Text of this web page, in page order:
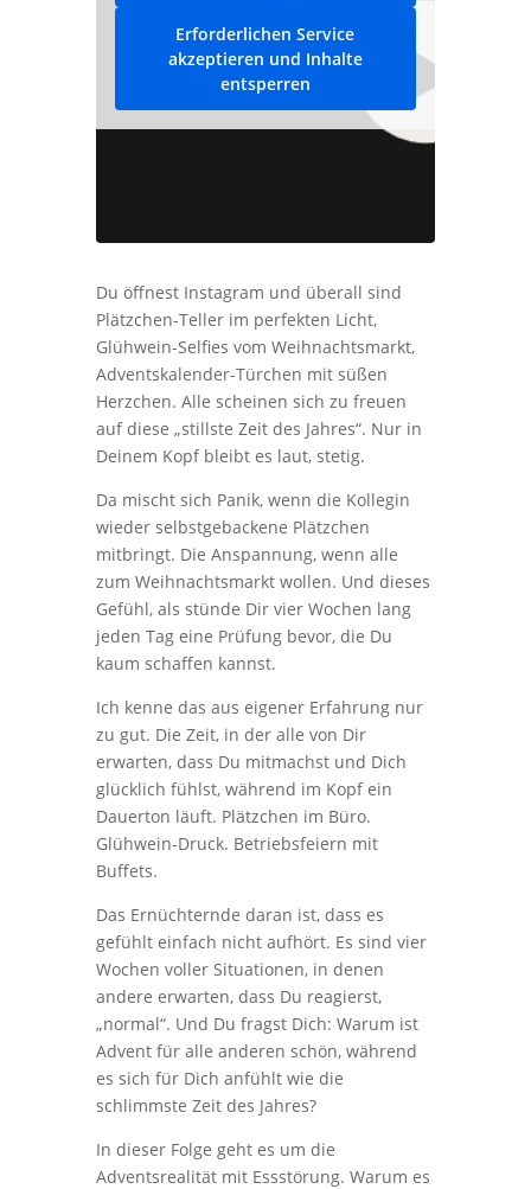
Erforderlichen Service
akzeptieren und Inhalte
entsperren
Du öffnest Instagram und überall sind
Plätzchen-Teller im perfekten Licht,
Glühwein-Selfies vom Weihnachtsmarkt,
Adventskalender-Türchen mit süßen
Herzchen. Alle scheinen sich zu freuen
auf diese „stillste Zeit des Jahres“. Nur in
Deinem Kopf bleibt es laut, stetig.
Da mischt sich Panik, wenn die Kollegin
wieder selbstgebackene Plätzchen
mitbringt. Die Anspannung, wenn alle
zum Weihnachtsmarkt wollen. Und dieses
Gefühl, als stünde Dir vier Wochen lang
jeden Tag eine Prüfung bevor, die Du
kaum schaffen kannst.
Ich kenne das aus eigener Erfahrung nur
zu gut. Die Zeit, in der alle von Dir
erwarten, dass Du mitmachst und Dich
glücklich fühlst, während im Kopf ein
Dauerton läuft. Plätzchen im Büro.
Glühwein-Druck. Betriebsfeiern mit
Buffets.
Das Ernüchternde daran ist, dass es
gefühlt einfach nicht aufhört. Es sind vier
Wochen voller Situationen, in denen
andere erwarten, dass Du reagierst,
„normal“. Und Du fragst Dich: Warum ist
Advent für alle anderen schön, während
es sich für Dich anfühlt wie die
schlimmste Zeit des Jahres?
In dieser Folge geht es um die
Adventsrealität mit Essstörung. Warum es